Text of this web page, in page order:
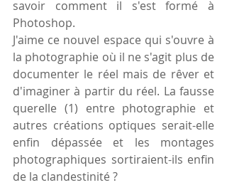
savoir comment il s'est formé à
Photoshop.
J'aime ce nouvel espace qui s'ouvre à
la photographie où il ne s'agit plus de
documenter le réel mais de rêver et
d'imaginer à partir du réel. La fausse
querelle (1) entre photographie et
autres créations optiques serait-elle
enfin dépassée et les montages
photographiques sortiraient-ils enfin
de la clandestinité ?